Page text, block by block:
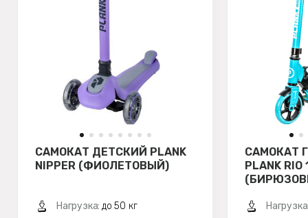
САМОКАТ ДЕТСКИЙ PLANK
NIPPER (ФИОЛЕТОВЫЙ)
Нагрузка: до 50 кг
САМОКАТ
PLANK RIO